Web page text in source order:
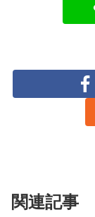
関連記事